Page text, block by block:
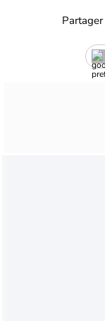
Partager